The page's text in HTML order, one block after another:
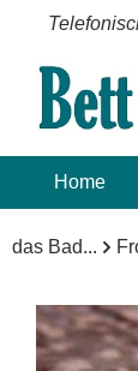
Hauptinhalt
Zur Suche
Zur
Home
das Bad...